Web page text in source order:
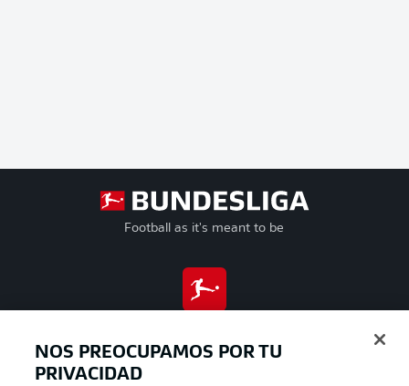
Football as it's meant to be
NOS PREOCUPAMOS POR TU
PRIVACIDAD